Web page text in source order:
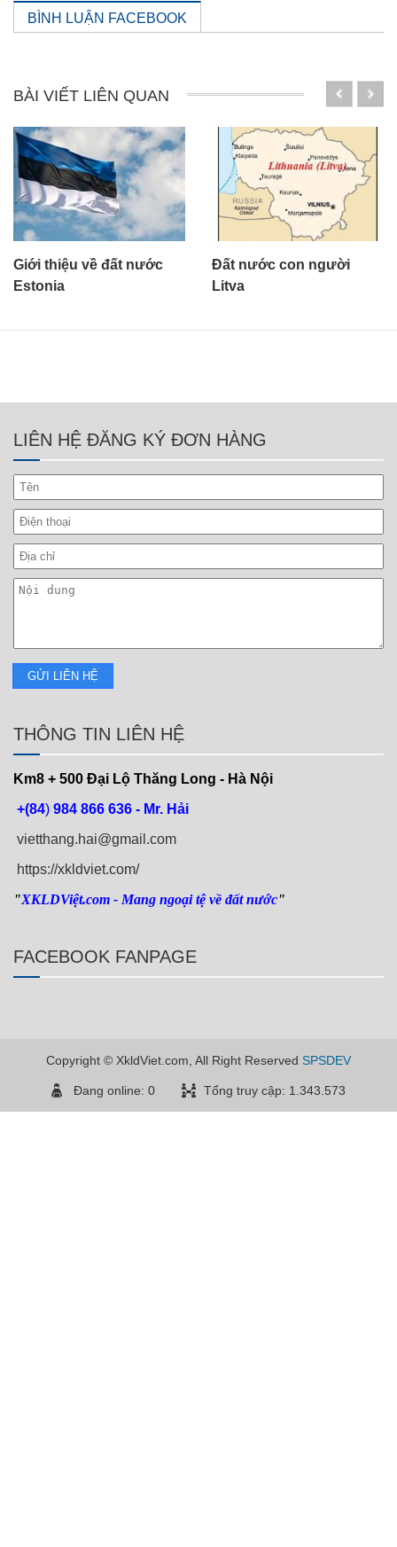
BÌNH LUẬN FACEBOOK
BÀI VIẾT LIÊN QUAN
Đất nước con người
Litva
Chứng nhận xếp hạng
doanh nghiệp xuất khẩu
LIÊN HỆ ĐĂNG KÝ ĐƠN HÀNG
THÔNG TIN LIÊN HỆ
Km8 + 500 Đại Lộ Thăng Long - Hà Nội
+(84) 984 866 636 - Mr. Hải
vietthang.hai@gmail.com
https://xkldviet.com/
"XKLDViệt.com - Mang ngoại tệ về đất nước"
FACEBOOK FANPAGE
Copyright © XkldViet.com, All Right Reserved SPSDEV
Đang online: 0 Tổng truy cập: 1.343.573